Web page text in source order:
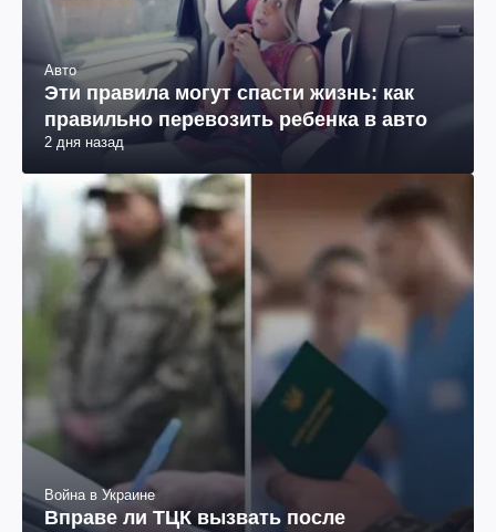
Авто
Эти правила могут спасти жизнь: как
правильно перевозить ребенка в авто
2 дня назад
Война в Украине
Вправе ли ТЦК вызвать после